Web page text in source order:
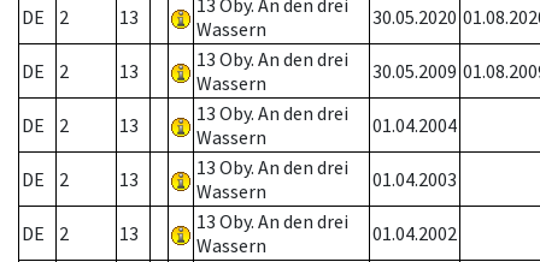
DE 2 13
13 Oby. An den drei
Wassern
30.05.2020
DE 2 13
13 Oby. An den drei
Wassern
30.05.2009
DE 2 13
13 Oby. An den drei
Wassern
01.04.2004
DE 2 13
13 Oby. An den drei
Wassern
01.04.2003
DE 2 13
13 Oby. An den drei
Wassern
01.04.2002